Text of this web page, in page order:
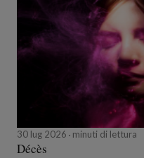
30 lug 2026 minuti di lettura
Décès